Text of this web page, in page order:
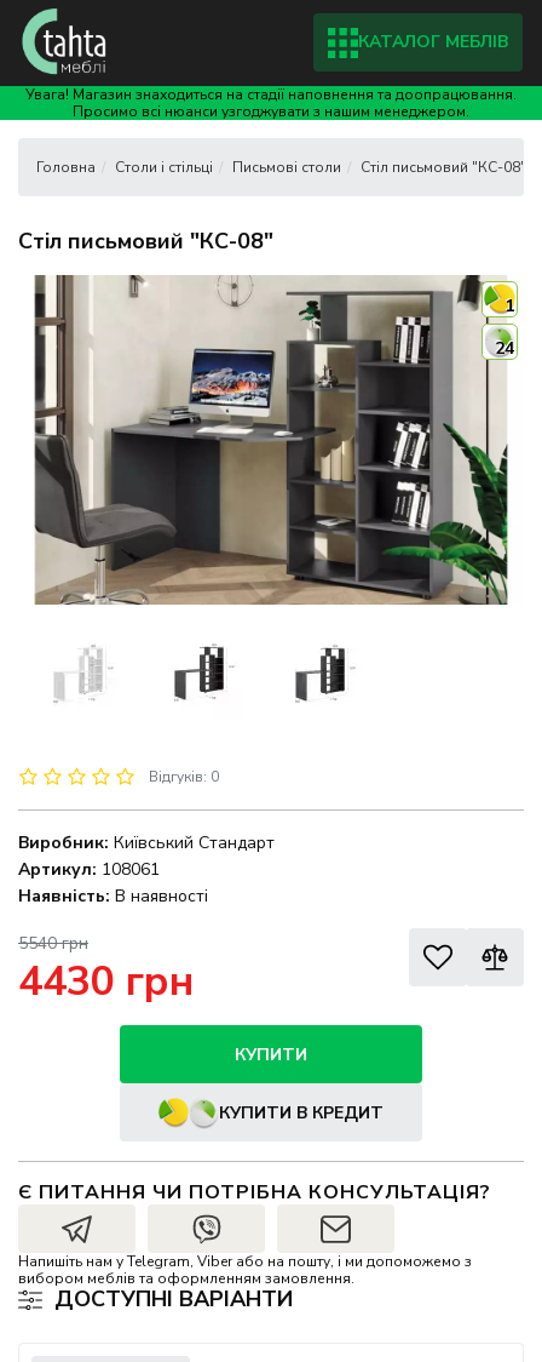
Увага! Магазин знаходиться на стадії наповнення та доопрацювання.
Просимо всі нюанси узгоджувати з нашим менеджером.
КАТАЛОГ МЕБЛІВ
Столи і стільці Письмові столи Стіл письмовий "КС-08"
Стіл письмовий "КС-08"
1
24
Відгуків: 0
Виробник: Київський Стандарт
Артикул: 108061
Наявність: В наявності
5540 грн
4430 грн
КУПИТИ
КУПИТИ В КРЕДИТ
Є ПИТАННЯ ЧИ ПОТРІБНА КОНСУЛЬТАЦІЯ?
Напишіть нам у Telegram, Viber або на пошту, і ми допоможемо з
вибором меблів та оформленням замовлення.
ДОСТУПНІ ВАРІАНТИ